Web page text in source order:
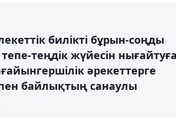
билікті бұрын-соңды
теңдік жүйесін
әрекеттерге
пен байлықтың санаулы